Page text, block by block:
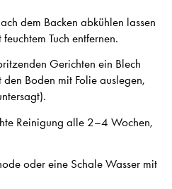
dem Backen abkühlen lassen
Tuch entfernen.
Gerichten ein Blech
Boden mit Folie auslegen,
Reinigung alle 2–4 Wochen,
oder eine Schale Wasser mit